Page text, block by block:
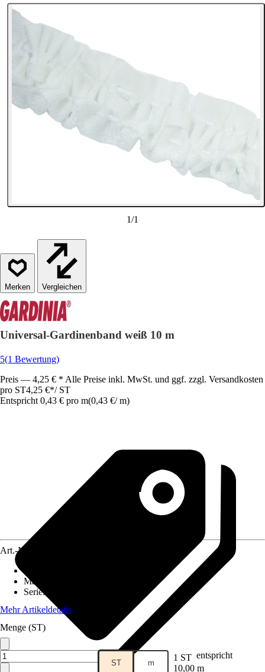
1/1
Vergleichen
Universal-Gardinenband weiß 10 m
5(1 Bewertung)
Preis — 4,25 € * Alle Preise inkl. MwSt. und ggf. zzgl. Versandkosten
pro ST4,25 €*/ ST
Entspricht 0,43 € pro m(0,43 €/ m)
Art.-Nr.
Material
Serie:
Mehr Artikeldetails
Menge (ST)
ST m 1 ST entspricht
10,00 m